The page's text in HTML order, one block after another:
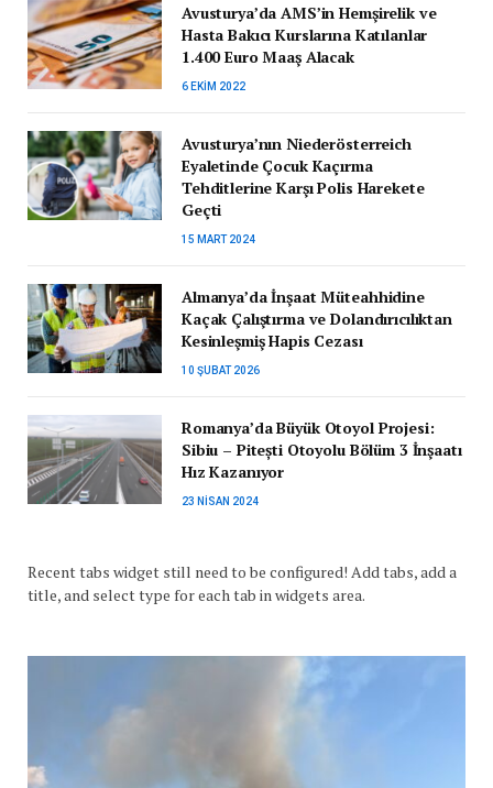
Avusturya’da AMS’in Hemşirelik ve
Hasta Bakıcı Kurslarına Katılanlar
1.400 Euro Maaş Alacak
6 EKIM 2022
Avusturya’nın Niederösterreich
Eyaletinde Çocuk Kaçırma
Tehditlerine Karşı Polis Harekete
Geçti
15 MART 2024
Almanya’da İnşaat Müteahhidine
Kaçak Çalıştırma ve Dolandırıcılıktan
Kesinleşmiş Hapis Cezası
10 ŞUBAT 2026
Romanya’da Büyük Otoyol Projesi:
Sibiu – Pitești Otoyolu Bölüm 3 İnşaatı
Hız Kazanıyor
23 NISAN 2024
Recent tabs widget still need to be configured! Add tabs, add a
title, and select type for each tab in widgets area.